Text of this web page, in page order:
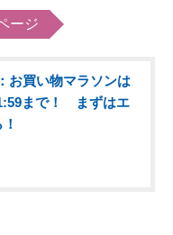
ージ
お買い物マラソンは
まで！ まずはエ